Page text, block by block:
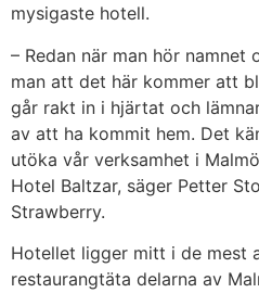
mysigaste hotell.
– Redan när man hör namnet
man att det här kommer att
går rakt in i hjärtat och
av att ha kommit hem. Det
utöka vår verksamhet i
Hotel Baltzar, säger Petter
Strawberry.
Hotellet ligger mitt i de mest
restaurangtäta delarna av